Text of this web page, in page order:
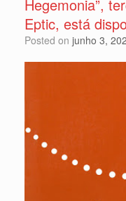
Hegemonia”,
Eptic, está
Posted on junho 3,